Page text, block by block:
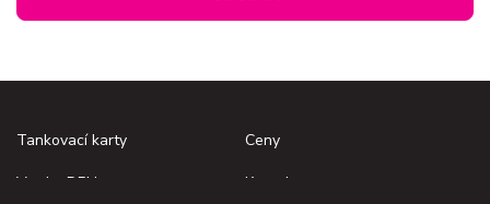
Tankovací karty Ceny
Vratka DPH Kontakty